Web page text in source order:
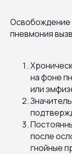
Освобождение
пневмония
на фоне
или
после
гнойные